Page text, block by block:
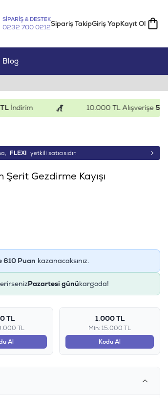
SİPARİŞ & DESTEK
0232 700 0212Sipariş TakipGiriş YapKayıt Ol
Blog
10.000 TL Alışverişe500 TL
FLEXI yetkili satıcısıdır.
Gezdirme Kayışı
610Puan kazanacaksınız.
Pazartesi günükargoda!
TL
TL
Al
1.000 TL
Min: 15.000 TL
Kodu Al